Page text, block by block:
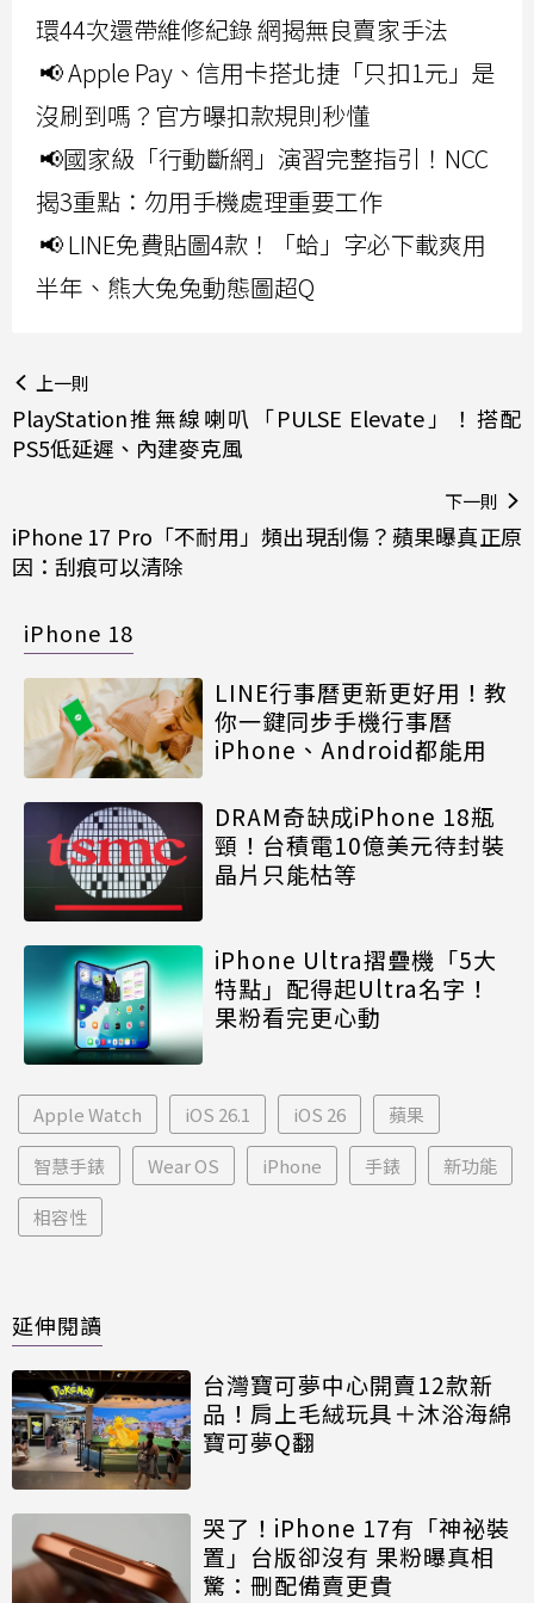
環44次還帶維修紀錄 網揭無良賣家手法
📢 Apple Pay、信用卡搭北捷「只扣1元」是
沒刷到嗎？官方曝扣款規則秒懂
📢國家級「行動斷網」演習完整指引！NCC
揭3重點：勿用手機處理重要工作
📢 LINE免費貼圖4款！「蛤」字必下載爽用
半年、熊大兔兔動態圖超Q
上一則
PlayStation推無線喇叭「PULSE Elevate」！搭配
PS5低延遲、內建麥克風
下一則
iPhone 17 Pro「不耐用」頻出現刮傷？蘋果曝真正原
因：刮痕可以清除
iPhone 18
LINE行事曆更新更好用！教
你一鍵同步手機行事曆
iPhone、Android都能用
DRAM奇缺成iPhone 18瓶
頸！台積電10億美元待封裝
晶片只能枯等
iPhone Ultra摺疊機「5大
特點」配得起Ultra名字！
果粉看完更心動
Apple Watch iOS 26.1 iOS 26 蘋果
智慧手錶 Wear OS iPhone 手錶 新功能
相容性
延伸閱讀
台灣寶可夢中心開賣12款新
品！肩上毛絨玩具＋沐浴海綿
寶可夢Q翻
哭了！iPhone 17有「神祕裝
置」台版卻沒有 果粉曝真相
驚：刪配備賣更貴